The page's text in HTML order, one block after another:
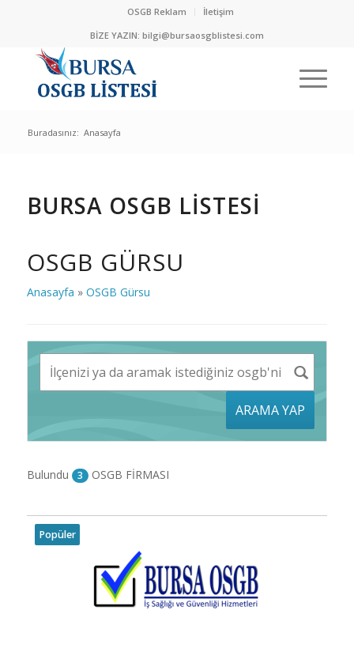
OSGB Reklam
İletişim
BİZE YAZIN: bilgi@bursaosgblistesi.com
Buradasınız: Anasayfa
BURSA OSGB LİSTESİ
OSGB GÜRSU
Anasayfa » OSGB Gürsu
ARAMA YAP
Bulundu 3 OSGB FİRMASI
Popüler